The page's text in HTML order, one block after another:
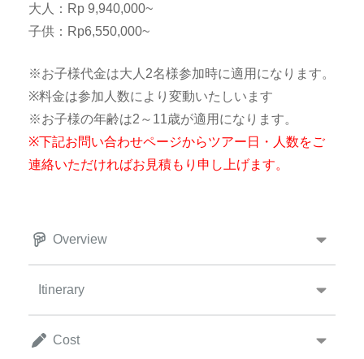
Overview
Itinerary
Cost
大人：Rp 9,940,000~
子供：Rp6,550,000~
※お子様代金は大人2名様参加時に適用になります。
※料金は参加人数により変動いたしいます
※お子様の年齢は2～11歳が適用になります。
※下記お問い合わせページからツアー日・人数をご
連絡いただければお見積もり申し上げます。